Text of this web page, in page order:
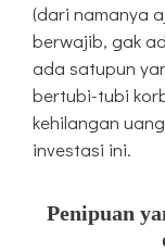
(dari namanya
berwajib, gak
ada satupun
bertubi-tubi
kehilangan
investasi ini.
Penipuan